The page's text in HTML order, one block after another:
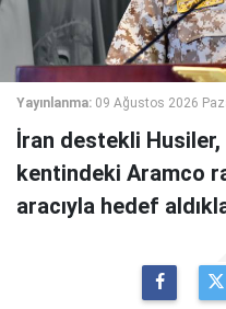
Yayınlanma: 09 Ağustos 2026
İran destekli Husiler,
kentindeki Aramco
aracıyla hedef